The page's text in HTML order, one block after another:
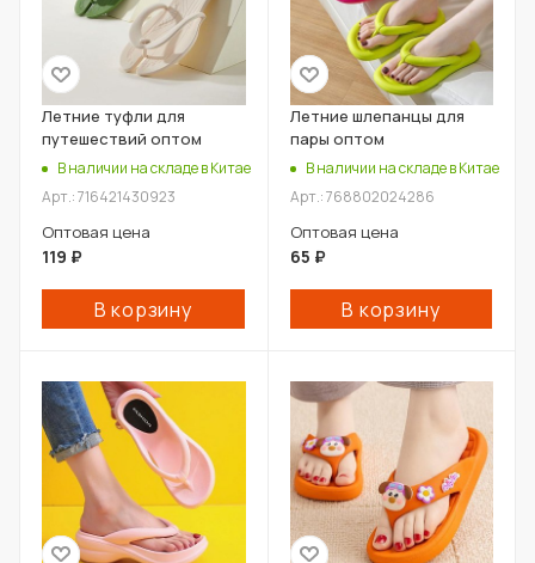
Летние туфли для
путешествий оптом
В наличии на складе в Китае
Арт.: 716421430923
Оптовая цена
119 ₽
В корзину
Летние шлепанцы для
пары оптом
В наличии на складе в Китае
Арт.: 768802024286
Оптовая цена
65 ₽
В корзину